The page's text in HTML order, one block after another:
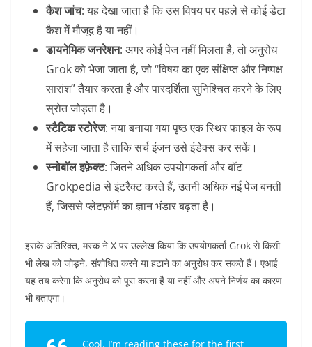
कैश जांच: यह देखा जाता है कि उस विषय पर पहले से कोई डेटा
कैश में मौजूद है या नहीं।
डायनेमिक जनरेशन: अगर कोई पेज नहीं मिलता है, तो अनुरोध
Grok को भेजा जाता है, जो “विषय का एक संक्षिप्त और निष्पक्ष
सारांश” तैयार करता है और पारदर्शिता सुनिश्चित करने के लिए
स्रोत जोड़ता है।
स्टैटिक स्टोरेज: नया बनाया गया पृष्ठ एक स्थिर फाइल के रूप
में सहेजा जाता है ताकि सर्च इंजन उसे इंडेक्स कर सकें।
स्नोबॉल इफ़ेक्ट: जितने अधिक उपयोगकर्ता और बॉट
Grokpedia से इंटरैक्ट करते हैं, उतनी अधिक नई पेज बनती
हैं, जिससे प्लेटफ़ॉर्म का ज्ञान भंडार बढ़ता है।
इसके अतिरिक्त, मस्क ने X पर उल्लेख किया कि उपयोगकर्ता Grok से किसी
भी लेख को जोड़ने, संशोधित करने या हटाने का अनुरोध कर सकते हैं। एआई
यह तय करेगा कि अनुरोध को पूरा करना है या नहीं और अपने निर्णय का कारण
भी बताएगा।
Cool. I’m reading these for the first